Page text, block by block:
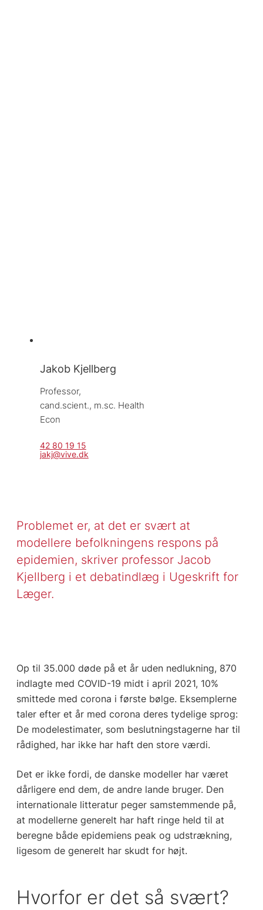
Jakob Kjellberg
Professor,
cand.scient., m.sc. Health
Econ
42 80 19 15
jakj@vive.dk
Problemet er, at det er svært at
modellere befolkningens respons på
epidemien, skriver professor Jacob
Kjellberg i et debatindlæg i Ugeskrift for
Læger.
Op til 35.000 døde på et år uden nedlukning, 870
indlagte med COVID-19 midt i april 2021, 10%
smittede med corona i første bølge. Eksemplerne
taler efter et år med corona deres tydelige sprog:
De modelestimater, som beslutningstagerne har til
rådighed, har ikke har haft den store værdi.
Det er ikke fordi, de danske modeller har været
dårligere end dem, de andre lande bruger. Den
internationale litteratur peger samstemmende på,
at modellerne generelt har haft ringe held til at
beregne både epidemiens peak og udstrækning,
ligesom de generelt har skudt for højt.
Hvorfor er det så svært?